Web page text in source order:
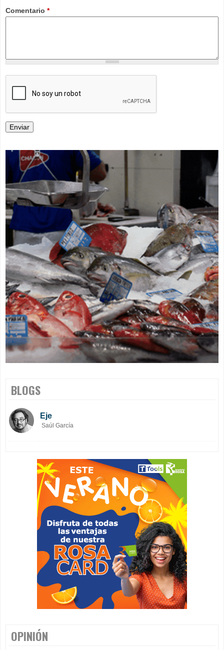
Comentario *
BLOGS
Eje
Saúl García
OPINIÓN